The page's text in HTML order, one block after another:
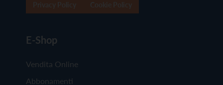
E-Shop
Vendita Online
Abbonamenti